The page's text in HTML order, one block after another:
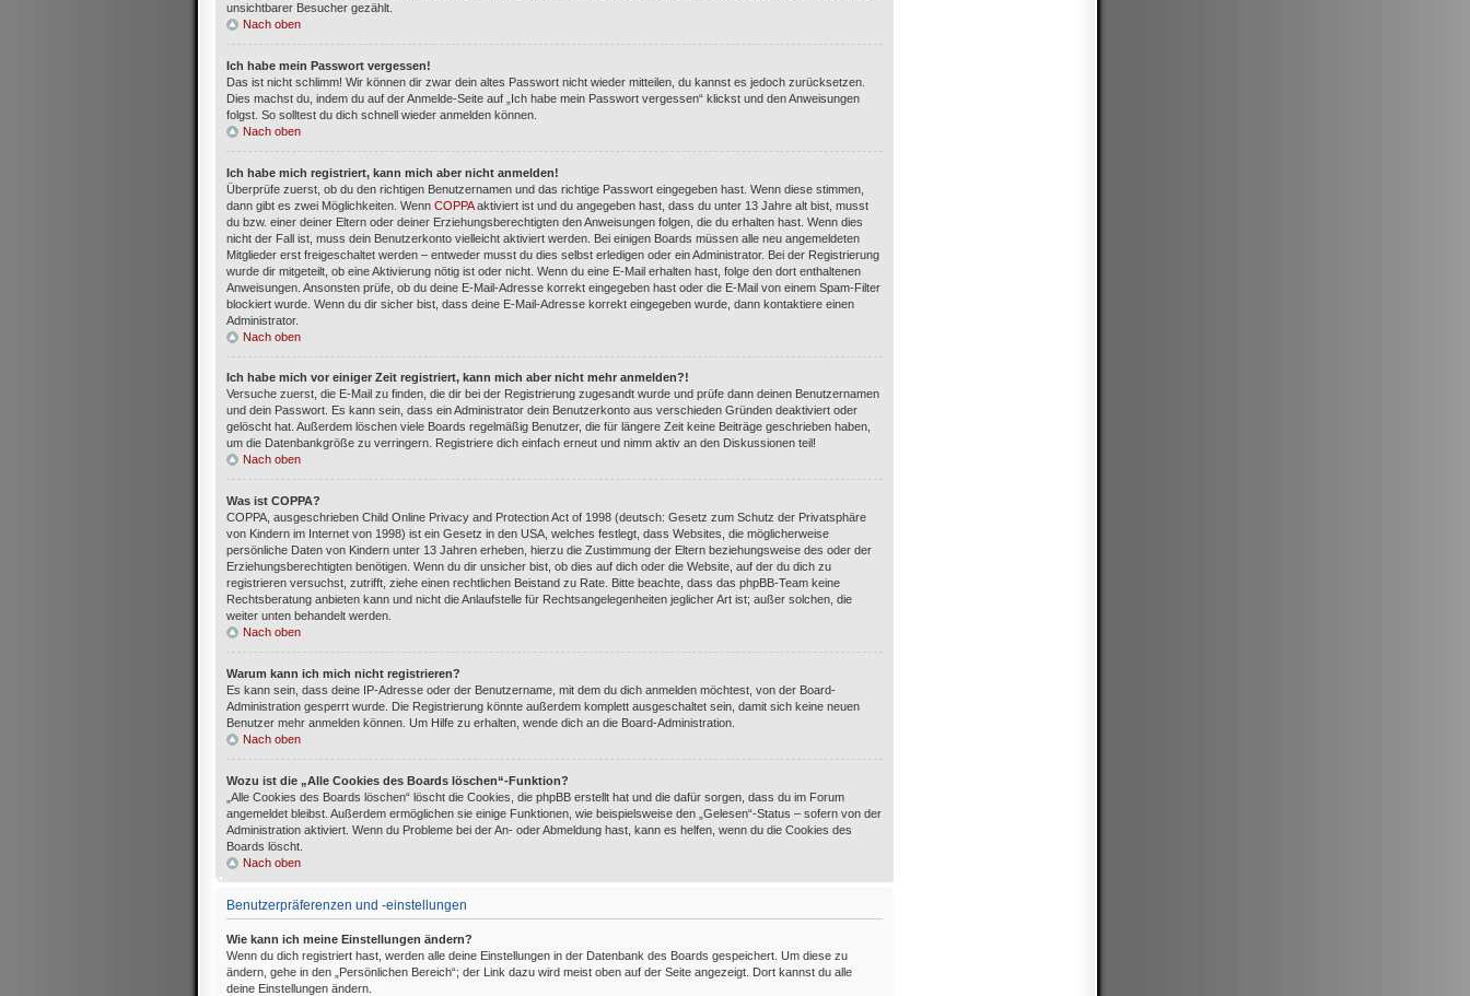
unsichtbarer Besucher gezählt.
Nach oben
Ich habe mein Passwort vergessen!
Das ist nicht schlimm! Wir können dir zwar dein altes Passwort nicht wieder mitteilen, du kannst es jedoch zurücksetzen.
Dies machst du, indem du auf der Anmelde-Seite auf „Ich habe mein Passwort vergessen“ klickst und den Anweisungen
folgst. So solltest du dich schnell wieder anmelden können.
Nach oben
Ich habe mich registriert, kann mich aber nicht anmelden!
Überprüfe zuerst, ob du den richtigen Benutzernamen und das richtige Passwort eingegeben hast. Wenn diese stimmen,
dann gibt es zwei Möglichkeiten. Wenn COPPAaktiviert ist und du angegeben hast, dass du unter 13 Jahre alt bist, musst
du bzw. einer deiner Eltern oder deiner Erziehungsberechtigten den Anweisungen folgen, die du erhalten hast. Wenn dies
nicht der Fall ist, muss dein Benutzerkonto vielleicht aktiviert werden. Bei einigen Boards müssen alle neu angemeldeten
Mitglieder erst freigeschaltet werden – entweder musst du dies selbst erledigen oder ein Administrator. Bei der Registrierung
wurde dir mitgeteilt, ob eine Aktivierung nötig ist oder nicht. Wenn du eine E-Mail erhalten hast, folge den dort enthaltenen
Anweisungen. Ansonsten prüfe, ob du deine E-Mail-Adresse korrekt eingegeben hast oder die E-Mail von einem Spam-Filter
blockiert wurde. Wenn du dir sicher bist, dass deine E-Mail-Adresse korrekt eingegeben wurde, dann kontaktiere einen
Administrator.
Nach oben
Ich habe mich vor einiger Zeit registriert, kann mich aber nicht mehr anmelden?!
Versuche zuerst, die E-Mail zu finden, die dir bei der Registrierung zugesandt wurde und prüfe dann deinen Benutzernamen
und dein Passwort. Es kann sein, dass ein Administrator dein Benutzerkonto aus verschieden Gründen deaktiviert oder
gelöscht hat. Außerdem löschen viele Boards regelmäßig Benutzer, die für längere Zeit keine Beiträge geschrieben haben,
um die Datenbankgröße zu verringern. Registriere dich einfach erneut und nimm aktiv an den Diskussionen teil!
Nach oben
Was ist COPPA?
COPPA, ausgeschrieben Child Online Privacy and Protection Act of 1998 (deutsch: Gesetz zum Schutz der Privatsphäre
von Kindern im Internet von 1998) ist ein Gesetz in den USA, welches festlegt, dass Websites, die möglicherweise
persönliche Daten von Kindern unter 13 Jahren erheben, hierzu die Zustimmung der Eltern beziehungsweise des oder der
Erziehungsberechtigten benötigen. Wenn du dir unsicher bist, ob dies auf dich oder die Website, auf der du dich zu
registrieren versuchst, zutrifft, ziehe einen rechtlichen Beistand zu Rate. Bitte beachte, dass das phpBB-Team keine
Rechtsberatung anbieten kann und nicht die Anlaufstelle für Rechtsangelegenheiten jeglicher Art ist; außer solchen, die
weiter unten behandelt werden.
Nach oben
Warum kann ich mich nicht registrieren?
Es kann sein, dass deine IP-Adresse oder der Benutzername, mit dem du dich anmelden möchtest, von der Board-
Administration gesperrt wurde. Die Registrierung könnte außerdem komplett ausgeschaltet sein, damit sich keine neuen
Benutzer mehr anmelden können. Um Hilfe zu erhalten, wende dich an die Board-Administration.
Nach oben
Wozu ist die „Alle Cookies des Boards löschen“-Funktion?
„Alle Cookies des Boards löschen“ löscht die Cookies, die phpBB erstellt hat und die dafür sorgen, dass du im Forum
angemeldet bleibst. Außerdem ermöglichen sie einige Funktionen, wie beispielsweise den „Gelesen“-Status – sofern von der
Administration aktiviert. Wenn du Probleme bei der An- oder Abmeldung hast, kann es helfen, wenn du die Cookies des
Boards löscht.
Nach oben
Benutzerpräferenzen und -einstellungen
Wie kann ich meine Einstellungen ändern?
Wenn du dich registriert hast, werden alle deine Einstellungen in der Datenbank des Boards gespeichert. Um diese zu
ändern, gehe in den „Persönlichen Bereich“; der Link dazu wird meist oben auf der Seite angezeigt. Dort kannst du alle
deine Einstellungen ändern.